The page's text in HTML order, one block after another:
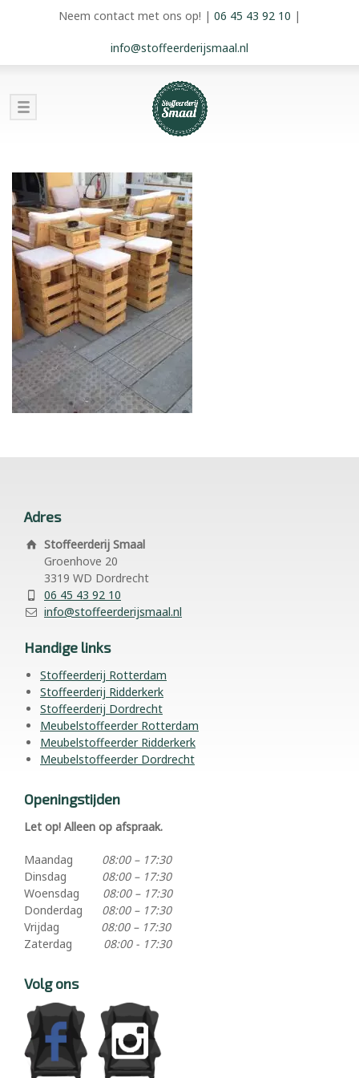
Neem contact met ons op! | 06 45 43 92 10 |
info@stoffeerderijsmaal.nl
Adres
Stoffeerderij Smaal
Groenhove 20
3319 WD Dordrecht
06 45 43 92 10
info@stoffeerderijsmaal.nl
Handige links
Stoffeerderij Rotterdam
Stoffeerderij Ridderkerk
Stoffeerderij Dordrecht
Meubelstoffeerder Rotterdam
Meubelstoffeerder Ridderkerk
Meubelstoffeerder Dordrecht
Openingstijden
Let op! Alleen op afspraak.
Maandag
08:00 – 17:30
Dinsdag
08:00 – 17:30
Woensdag
08:00 – 17:30
Donderdag
08:00 – 17:30
Vrijdag
08:00 – 17:30
Zaterdag
08:00 - 17:30
Volg ons